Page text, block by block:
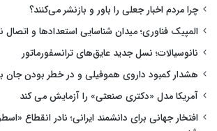
چرا مردم اخبار جعلی را باور و بازنشر می‌کنند؟
المپیک فناوری؛ میدان شناسایی استعدادها و
نانوسیالات؛ نسل جدید عایق‌های ترانسفورماتور
هشدار کمبود داروی هموفیلی و در خطر بودن جان
آمریکا مدل «دکتری صنعتی» را آزمایش می کند
افتخار جهانی برای دانشمند ایرانی؛ نادر انقطاع